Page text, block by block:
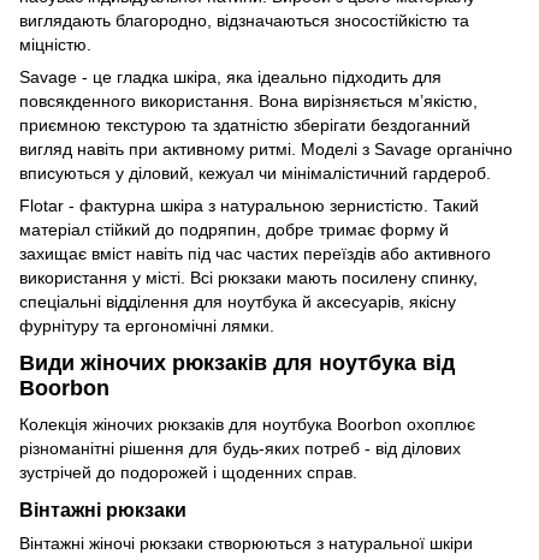
виглядають благородно, відзначаються зносостійкістю та
міцністю.
Savage - це гладка шкіра, яка ідеально підходить для
повсякденного використання. Вона вирізняється м’якістю,
приємною текстурою та здатністю зберігати бездоганний
вигляд навіть при активному ритмі. Моделі з Savage органічно
вписуються у діловий, кежуал чи мінімалістичний гардероб.
Flotar - фактурна шкіра з натуральною зернистістю. Такий
матеріал стійкий до подряпин, добре тримає форму й
захищає вміст навіть під час частих переїздів або активного
використання у місті. Всі рюкзаки мають посилену спинку,
спеціальні відділення для ноутбука й аксесуарів, якісну
фурнітуру та ергономічні лямки.
Види жіночих рюкзаків для ноутбука від
Boorbon
Колекція жіночих рюкзаків для ноутбука Boorbon охоплює
різноманітні рішення для будь-яких потреб - від ділових
зустрічей до подорожей і щоденних справ.
Вінтажні рюкзаки
Вінтажні жіночі рюкзаки створюються з натуральної шкіри